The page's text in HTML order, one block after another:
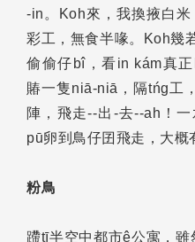
-in。Koh來，我換掖白
彩工，無食半喙。Koh幾
偷偷仔bî，看in kám真
賰一隻niā-niā，隔tńg工
陣，飛走--出-去--ah！
pū卵到鳥仔囝飛走，大概
粉鳥
蹛tī半空中都市ê公寓，